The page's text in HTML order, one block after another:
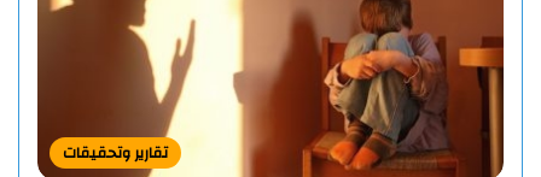
تقارير وتحقيقات